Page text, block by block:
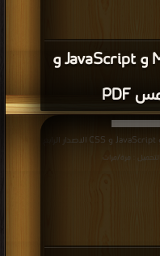
كتاب تعلم PHP و MySQL و JavaScript و
قراءة و تحميل كتاب كتاب تعلم PHP و MySQL و JavaScript و CSS الاصدار الرابع
| التحميل : مرة/مرات